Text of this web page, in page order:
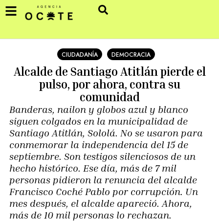
CIUDADANÍA DEMOCRACIA
Alcalde de Santiago Atitlán pierde el
pulso, por ahora, contra su
comunidad
Banderas, nailon y globos azul y blanco
siguen colgados en la municipalidad de
Santiago Atitlán, Sololá. No se usaron para
conmemorar la independencia del 15 de
septiembre. Son testigos silenciosos de un
hecho histórico. Ese día, más de 7 mil
personas pidieron la renuncia del alcalde
Francisco Coché Pablo por corrupción. Un
mes después, el alcalde apareció. Ahora,
más de 10 mil personas lo rechazan.